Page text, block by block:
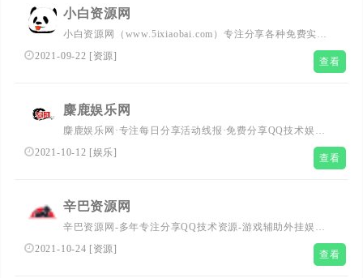
馆,小刀娱乐网,小K娱乐网,爱收集资源网,技术导航,娱乐网,
辅助网,代刷网,资源吧
小白资源网
小白资源网（www.5ixiaobai.com）专注分享各种免费实用
的QQ技术资源教程,破解游戏辅助外挂,优志资源以及各种好
玩的软件等,打造最全面的QQ活动分享平台,小白资源多年来
2021-09-22 [资源] 查看
麋鹿娱乐网
麋鹿娱乐网·专注每日分享活动线报·免费分享QQ技术娱乐·
免费分享破解游戏辅助外挂优志资源·项目资源·软件福利·技
术教程·免费源码,努力为各位网友呈现最好的资源·总之就是
2021-10-12 [娱乐] 查看
辛巴资源网
辛巴资源网-多年专注分享QQ技术资源-游戏辅助外挂娱乐-
自学教程网
2021-10-24 [资源] 查看